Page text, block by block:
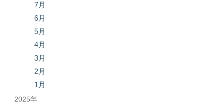
7月
6月
5月
4月
3月
2月
1月
2025年